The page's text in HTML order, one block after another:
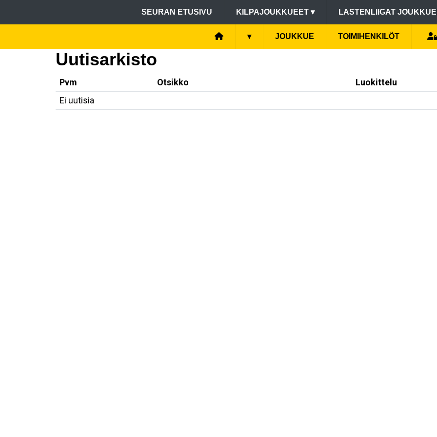
SEURAN ETUSIVU KILPAJOUKKUEET ▾ LASTENLIIGAT
▾ JOUKKUE TOIMIHENKILÖT
Uutisarkisto
Pvm Otsikko
Luokittelu
Ei uutisia